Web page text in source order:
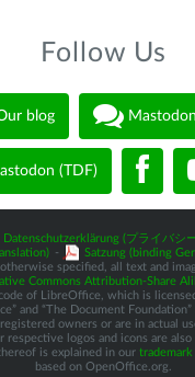
Follow Us
blog
(TDF)
Datenschutzerklärung (プライバシ
- Satzung (binding
specified, all text and
Commons Attribution-Share
of LibreOffice, which is
and “The Document
owners or are in actual
respective logos and icons are
is explained in our
based on OpenOffice.org.